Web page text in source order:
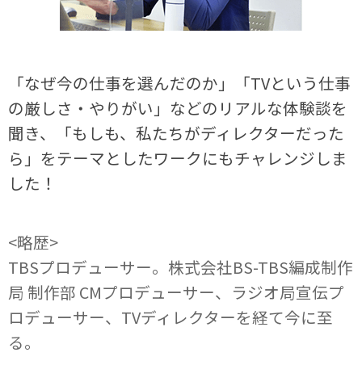
「なぜ今の仕事を選んだのか」「TVという仕事
の厳しさ・やりがい」などのリアルな体験談を
聞き、「もしも、私たちがディレクターだった
ら」をテーマとしたワークにもチャレンジしま
した！
<略歴>
TBSプロデューサー。株式会社BS-TBS編成制作
局 制作部 CMプロデューサー、ラジオ局宣伝プ
ロデューサー、TVディレクターを経て今に至
る。